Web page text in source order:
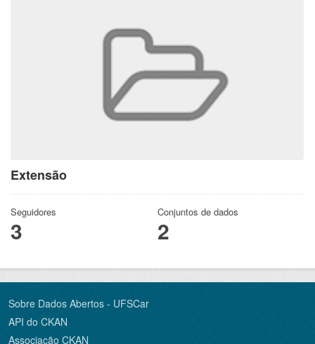
Extensão
Seguidores
3
Conjuntos de dados
2
Sobre Dados Abertos - UFSCar
API do CKAN
Associação CKAN